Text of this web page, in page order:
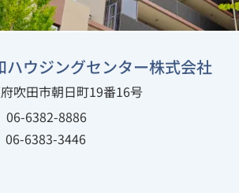
ハウジングセンター株式会社
吹田市朝日町19番16号
06-6382-8886
06-6383-3446